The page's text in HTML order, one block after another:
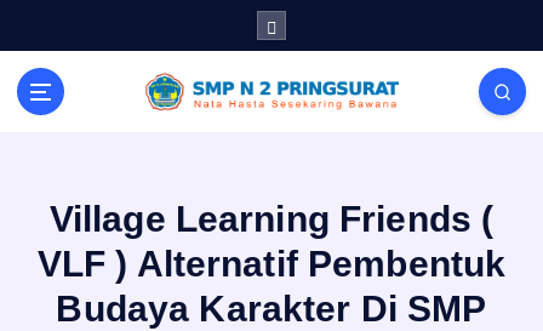
Village Learning Friends (
VLF ) Alternatif Pembentuk
Budaya Karakter Di SMP